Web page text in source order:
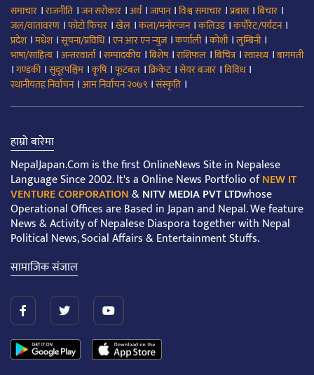
समाचार ।राजनीति ।जन सरोकार ।अर्थ।जापान।विश्व समाचार ।प्रबास।बिचार ।
जल/वातावरण ।फोटो फिचर ।खेल ।कला/मनोरन्जन।कलिउड।कर्पोरेट/पर्यटन।
प्रदेश।मधेश।सूचना/प्रविधि।एन आर एन न्युज।कर्णाली।कोशी।लुम्बिनी।
भाषा/साहित्य ।अन्तरवार्ता।सम्पादकीय ।बिशेष।राशिफल ।बिचित्र।स्वास्थ्य ।बागमती
।गण्डकी।सुदूरपश्चिम ।कृषि।फूटबल ।क्रिकेट।सेयर बजार ।विविध।
स्थानीयतह निर्वाचन।आम निर्वाचन २०७९ ।संस्कृति ।
हाम्रो बारेमा
NepalJapan.Com is the first OnlineNews Site in Nepalese
Language Since 2002. It's a Online News Portfolio ofNEW IT
VENTURE CORPORATION&NITV MEDIA PVT LTDwhose
Operational Offices are Based in Japan and Nepal. We feature
News & Activity of Nepalese Diaspora together with Nepal
Political News, Social Affairs & Entertainment Stuffs.
सामाजिक संजाल